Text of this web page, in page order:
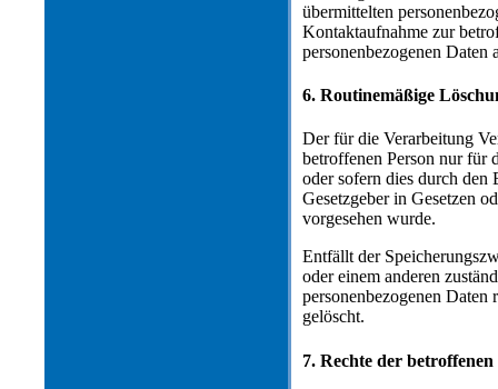
übermittelten
Kontaktaufnahme zur
personenbezogenen Daten
6. Routinemäßige
Der für die Verarbeitung
betroffenen Person nur für
oder sofern dies durch den
Gesetzgeber in Gesetzen
vorgesehen wurde.
Entfällt der
oder einem anderen
personenbezogenen Daten
gelöscht.
7. Rechte der betroffenen